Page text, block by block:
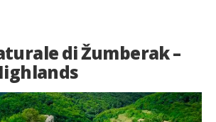
di Žumberak –